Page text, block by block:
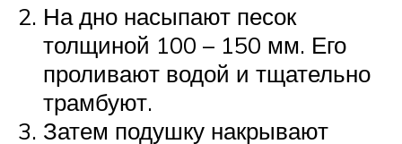
На дно насыпают песок
толщиной 100 – 150 мм. Его
проливают водой и тщательно
трамбуют.
Затем подушку накрывают